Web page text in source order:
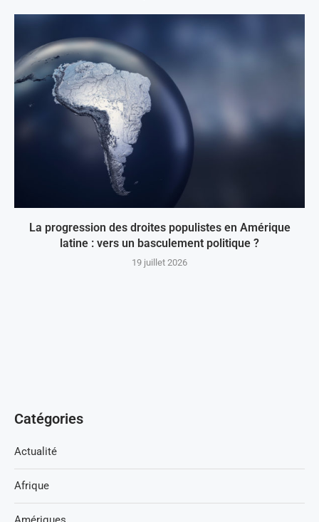
La progression des droites populistes en Amérique
latine : vers un basculement politique ?
19 juillet 2026
Catégories
Actualité
Afrique